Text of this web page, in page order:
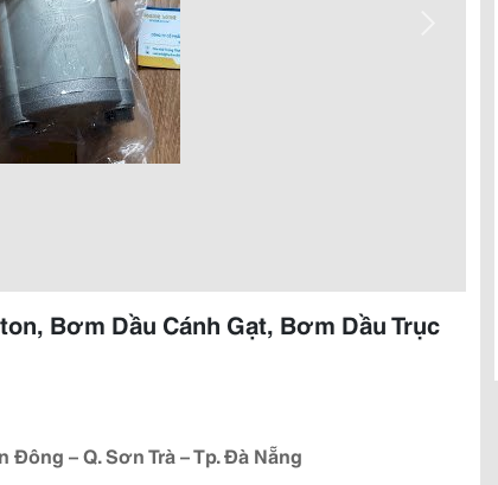
Bơm Dầu Cánh Gạt, Bơm Dầu Trục
Đông – Q. Sơn Trà – Tp. Đà Nẵng